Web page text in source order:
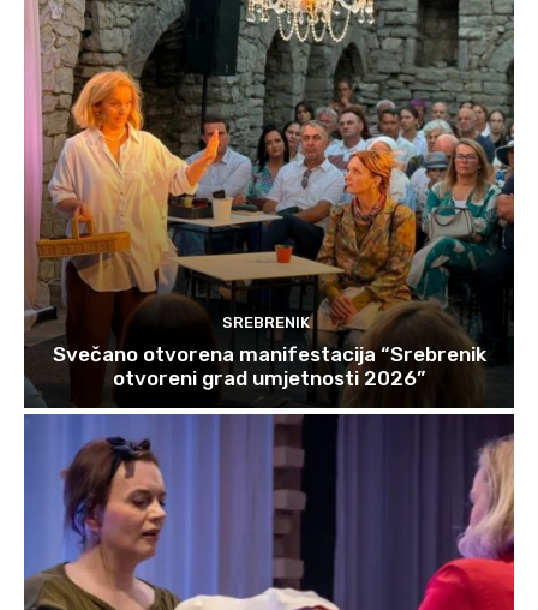
SREBRENIK
Svečano otvorena manifestacija “Srebrenik
otvoreni grad umjetnosti 2026”